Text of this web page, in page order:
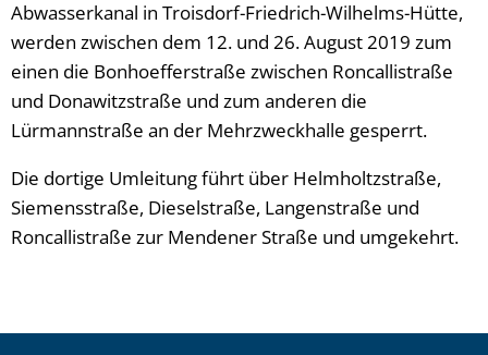
Abwasserkanal in Troisdorf-Friedrich-Wilhelms-Hütte,
werden zwischen dem 12. und 26. August 2019 zum
einen die Bonhoefferstraße zwischen Roncallistraße
und Donawitzstraße und zum anderen die
Lürmannstraße an der Mehrzweckhalle gesperrt.
Die dortige Umleitung führt über Helmholtzstraße,
Siemensstraße, Dieselstraße, Langenstraße und
Roncallistraße zur Mendener Straße und umgekehrt.